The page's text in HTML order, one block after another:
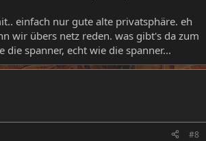
einfach nur gute alte privatsphäre. eh
wir übers netz reden. was gibt's da zum
die spanner, echt wie die spanner...
#8